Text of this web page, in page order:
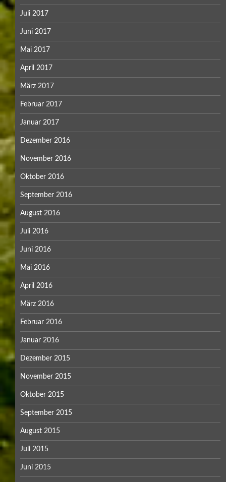
Juli 2017
Juni 2017
Mai 2017
April 2017
März 2017
Februar 2017
Januar 2017
Dezember 2016
November 2016
Oktober 2016
September 2016
August 2016
Juli 2016
Juni 2016
Mai 2016
April 2016
März 2016
Februar 2016
Januar 2016
Dezember 2015
November 2015
Oktober 2015
September 2015
August 2015
Juli 2015
Juni 2015